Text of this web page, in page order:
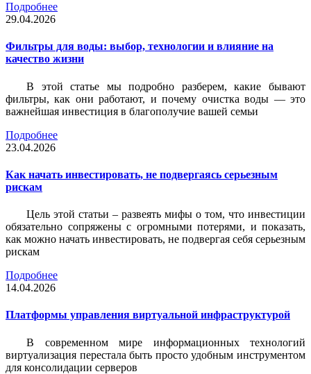
Подробнее
29.04.2026
Фильтры для воды: выбор, технологии и влияние на
качество жизни
В этой статье мы подробно разберем, какие бывают
фильтры, как они работают, и почему очистка воды — это
важнейшая инвестиция в благополучие вашей семьи
Подробнее
23.04.2026
Как начать инвестировать, не подвергаясь серьезным
рискам
Цель этой статьи – развеять мифы о том, что инвестиции
обязательно сопряжены с огромными потерями, и показать,
как можно начать инвестировать, не подвергая себя серьезным
рискам
Подробнее
14.04.2026
Платформы управления виртуальной инфраструктурой
В современном мире информационных технологий
виртуализация перестала быть просто удобным инструментом
для консолидации серверов